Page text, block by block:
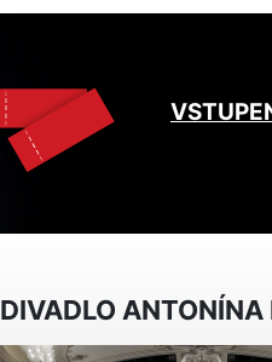
DIVADLO ANTONÍNA